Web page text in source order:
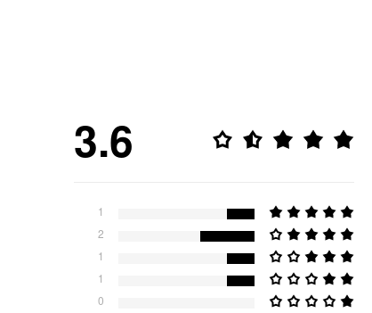
3.6
1
2
1
1
0